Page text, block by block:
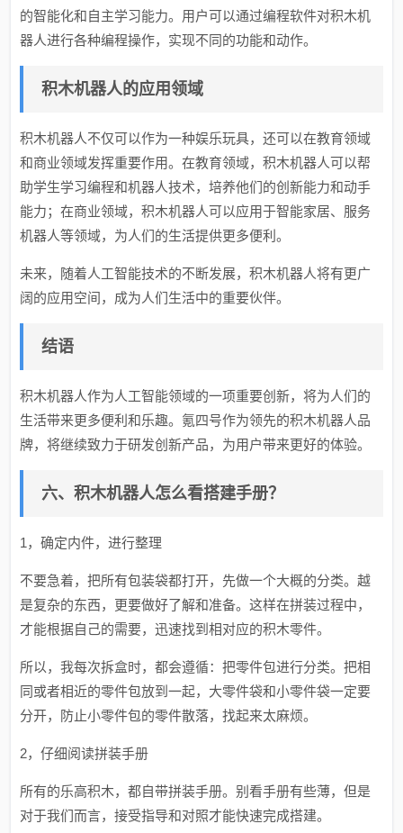
的智能化和自主学习能力。用户可以通过编程软件对积木机
器人进行各种编程操作，实现不同的功能和动作。
积木机器人的应用领域
积木机器人不仅可以作为一种娱乐玩具，还可以在教育领域
和商业领域发挥重要作用。在教育领域，积木机器人可以帮
助学生学习编程和机器人技术，培养他们的创新能力和动手
能力；在商业领域，积木机器人可以应用于智能家居、服务
机器人等领域，为人们的生活提供更多便利。
未来，随着人工智能技术的不断发展，积木机器人将有更广
阔的应用空间，成为人们生活中的重要伙伴。
结语
积木机器人作为人工智能领域的一项重要创新，将为人们的
生活带来更多便利和乐趣。氪四号作为领先的积木机器人品
牌，将继续致力于研发创新产品，为用户带来更好的体验。
六、积木机器人怎么看搭建手册？
1，确定内件，进行整理
不要急着，把所有包装袋都打开，先做一个大概的分类。越
是复杂的东西，更要做好了解和准备。这样在拼装过程中，
才能根据自己的需要，迅速找到相对应的积木零件。
所以，我每次拆盒时，都会遵循：把零件包进行分类。把相
同或者相近的零件包放到一起，大零件袋和小零件袋一定要
分开，防止小零件包的零件散落，找起来太麻烦。
2，仔细阅读拼装手册
所有的乐高积木，都自带拼装手册。别看手册有些薄，但是
对于我们而言，接受指导和对照才能快速完成搭建。